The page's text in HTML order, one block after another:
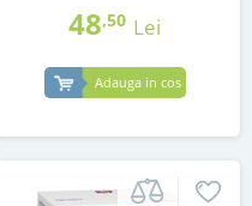
48,50 Lei
Adauga in cos